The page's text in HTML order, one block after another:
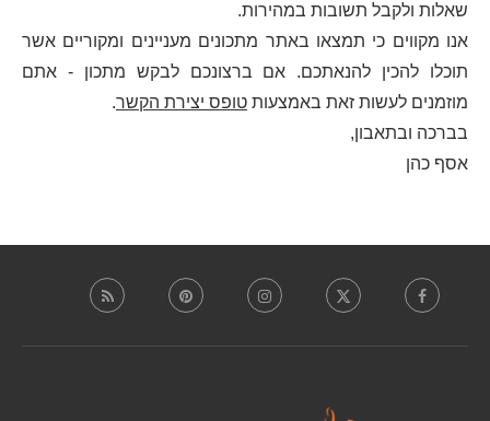
שאלות ולקבל תשובות במהירות.
אנו מקווים כי תמצאו באתר מתכונים מעניינים ומקוריים אשר
תוכלו להכין להנאתכם. אם ברצונכם לבקש מתכון - אתם
מוזמנים לעשות זאת באמצעות טופס יצירת הקשר.
בברכה ובתאבון,
אסף כהן